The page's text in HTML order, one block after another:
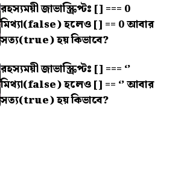
রহস্যময়ী জাভাস্ক্রিপ্টঃ [] === 0
মিথ্যা(false) হলেও [] == 0 আবার
সত্য(true) হয় কিভাবে?
রহস্যময়ী জাভাস্ক্রিপ্টঃ [] === ‘’
মিথ্যা(false) হলেও [] == ‘’ আবার
সত্য(true) হয় কিভাবে?